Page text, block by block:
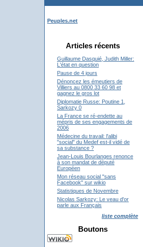
Peuples.net
Articles récents
Guillaume Dasquié, Judith Miller:
L'état en question
Pause de 4 jours
Dénoncez les émeutiers de
Villiers au 0800 33 60 98 et
gagnez le gros lot
Diplomatie Russe: Poutine 1,
Sarkozy 0
La France se ré-endette au
mépris de ses engagements de
2006
Médecine du travail: l'alibi
"social" du Medef est-il vidé de
sa substance ?
Jean-Louis Bourlanges renonce
à son mandat de député
Européen
Mon réseau social "sans
Facebook" sur wikio
Statistiques de Novembre
Nicolas Sarkozy: Le veau d'or
parle aux Français
liste complète
Boutons